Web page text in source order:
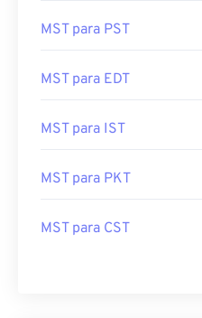
MST para PST
MST para EDT
MST para IST
MST para PKT
MST para CST